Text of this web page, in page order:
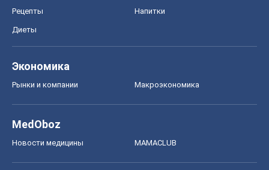
Рецепты Напитки
Диеты
Экономика
Рынки и компании Mакроэкономика
MedOboz
Новости медицины MAMACLUB